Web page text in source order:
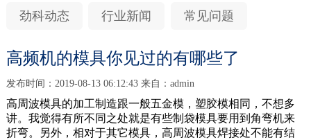
劲科动态 行业新闻 常见问题
高频机的模具你见过的有哪些了
发布时间：2019-08-13 06:12:43 来自：admin
高周波模具的加工制造跟一般五金模，塑胶模相同，不想多
讲。我觉得有所不同之处就是有些制袋模具要用到角弯机来
折弯。另外，相对于其它模具，高周波模具焊接处不能有结